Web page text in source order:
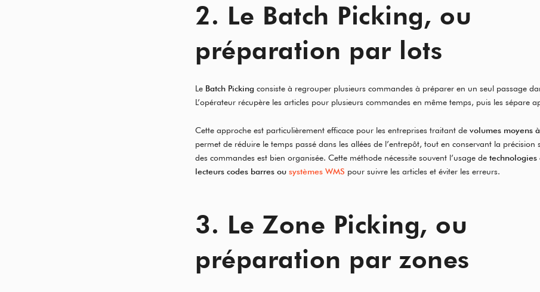
2. Le Batch Picking, ou
préparation par lots
Le Batch Picking consiste à regrouper plusieurs commandes à préparer en un seul passage
L’opérateur récupère les articles pour plusieurs commandes en même temps, puis les sépare
Cette approche est particulièrement efficace pour les entreprises traitant de volumes moyens
permet de réduire le temps passé dans les allées de l’entrepôt, tout en conservant la précision
des commandes est bien organisée. Cette méthode nécessite souvent l’usage de technologies
lecteurs codes barres ou systèmes WMS pour suivre les articles et éviter les erreurs.
3. Le Zone Picking, ou
préparation par zones